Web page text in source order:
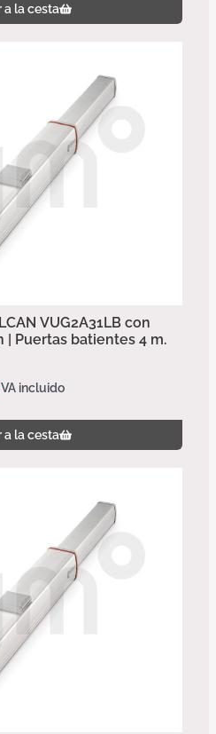
a la cesta
VUG2A31LB con
Puertas batientes 4 m.
IVA incluido
a la cesta